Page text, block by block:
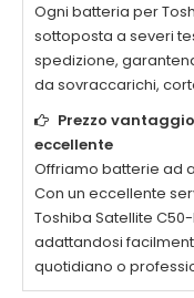
Ogni batteria per
sottoposta a severi
spedizione,
da sovraccarichi,
Prezzo
eccellente
Offriamo batterie ad
Con un eccellente
Toshiba Satellite C50-
adattandosi
quotidiano o